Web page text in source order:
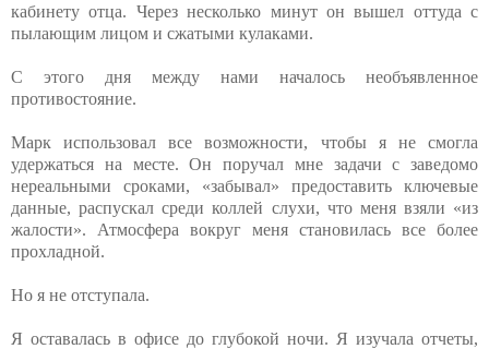
кабинету отца. Через несколько минут он вышел оттуда с
пылающим лицом и сжатыми кулаками.
С этого дня между нами началось необъявленное
противостояние.
Марк использовал все возможности, чтобы я не смогла
удержаться на месте. Он поручал мне задачи с заведомо
нереальными сроками, «забывал» предоставить ключевые
данные, распускал среди коллей слухи, что меня взяли «из
жалости». Атмосфера вокруг меня становилась все более
прохладной.
Но я не отступала.
Я оставалась в офисе до глубокой ночи. Я изучала отчеты,